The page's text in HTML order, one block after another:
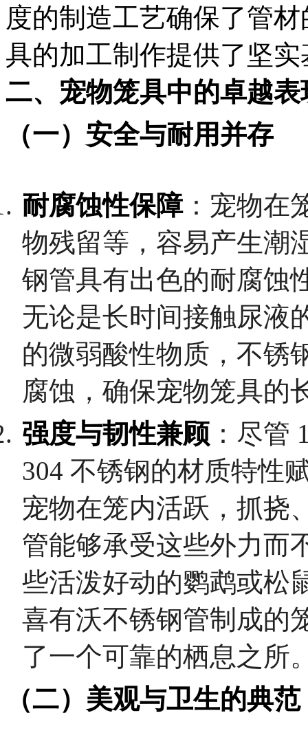
度的制造工艺确保了管
具的加工制作提供了坚实
二、宠物笼具中的卓越表
（一）安全与耐用并存
耐腐蚀性保障：宠物在
物残留等，容易产生潮
钢管具有出色的耐腐蚀
无论是长时间接触尿液
的微弱酸性物质，不锈
腐蚀，确保宠物笼具的
强度与韧性兼顾 ：尽管
304 不锈钢的材质特性
宠物在笼内活跃，抓挠
管能够承受这些外力而
些活泼好动的鹦鹉或松
喜有沃不锈钢管制成的
了一个可靠的栖息之所
（二）美观与卫生的典范